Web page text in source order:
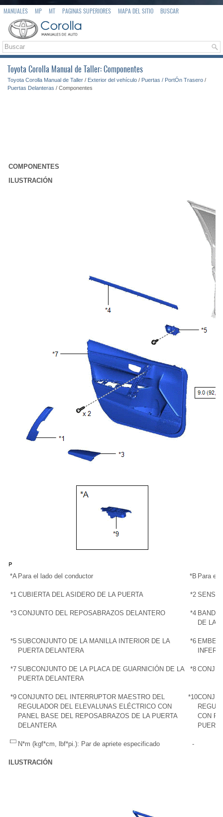
MANUALES MP MT PAGINAS SUPERIORES MAPA DEL SITIO BUSCAR
Toyota Corolla Manual de Taller: Componentes
Toyota Corolla Manual de Taller / Exterior del vehículo / Puertas / PortÓn Trasero /
Puertas Delanteras / Componentes
COMPONENTES
ILUSTRACIÓN
*A Para el lado del conductor *B Para el
*1 CUBIERTA DEL ASIDERO DE LA PUERTA *2
*3 CONJUNTO DEL REPOSABRAZOS DELANTERO *4 BANDA
DE LA
*5 SUBCONJUNTO DE LA MANILLA INTERIOR DE LA
PUERTA DELANTERA
*6
*7 SUBCONJUNTO DE LA PLACA DE GUARNICIÓN DE LA
PUERTA DELANTERA
*8
*9 CONJUNTO DEL INTERRUPTOR MAESTRO DEL
REGULADOR DEL ELEVALUNAS ELÉCTRICO CON
PANEL BASE DEL REPOSABRAZOS DE LA PUERTA
DELANTERA
*10
CON
N*m (kgf*cm, lbf*pi.): Par de apriete especificado -
ILUSTRACIÓN